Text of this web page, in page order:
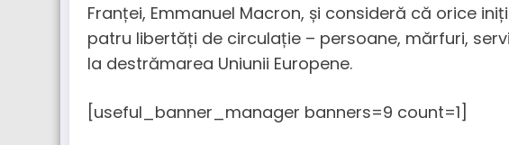
Franței, Emmanuel Macron, și consideră că orice
patru libertăți de circulație – persoane, mărfuri,
la destrămarea Uniunii Europene.
[useful_banner_manager banners=9 count=1]